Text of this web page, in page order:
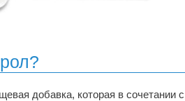
добавка, которая в